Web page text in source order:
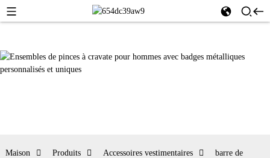
Maison Produits Accessoires vestimentaires
barre de